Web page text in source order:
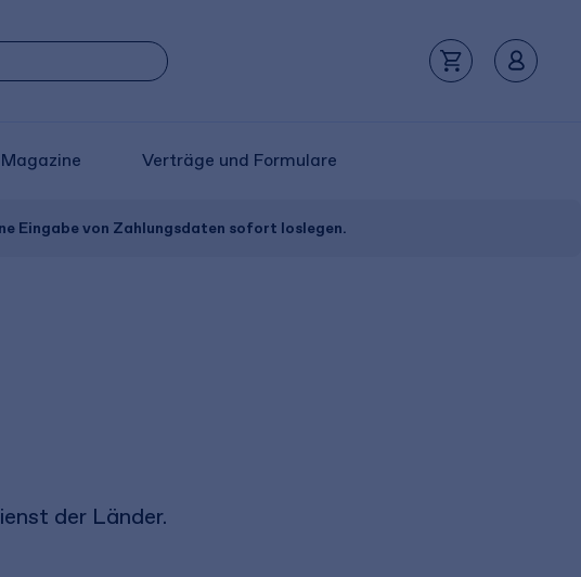
Verträge und Formulare
Eingabe von Zahlungsdaten sofort loslegen.
der Länder.